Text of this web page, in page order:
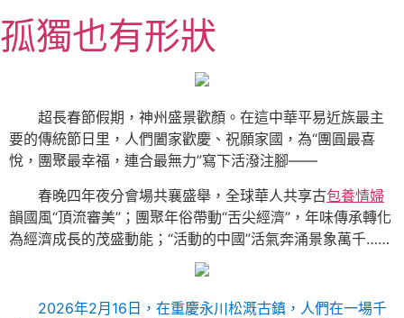
至
主
孤獨也有形狀
超長春節假期，神州盛景歡顏。在這中華平易近族最主
要的傳統節日里，人們闔家歡慶、祝願家國，為“團圓最喜
悅，團聚最幸福，連合最無力”寫下活潑注腳——
春晚四年夜分會場共襄盛舉，全球華人共享古包養情婦
韻國風“頂流審美”；團聚年俗帶動“舌尖經濟”，年味傳承轉化
為經濟成長的茂盛動能；“活動的中國”活氣奔涌景象萬千……
2026年2月16日，在重慶永川松溉古鎮，人們在一場千